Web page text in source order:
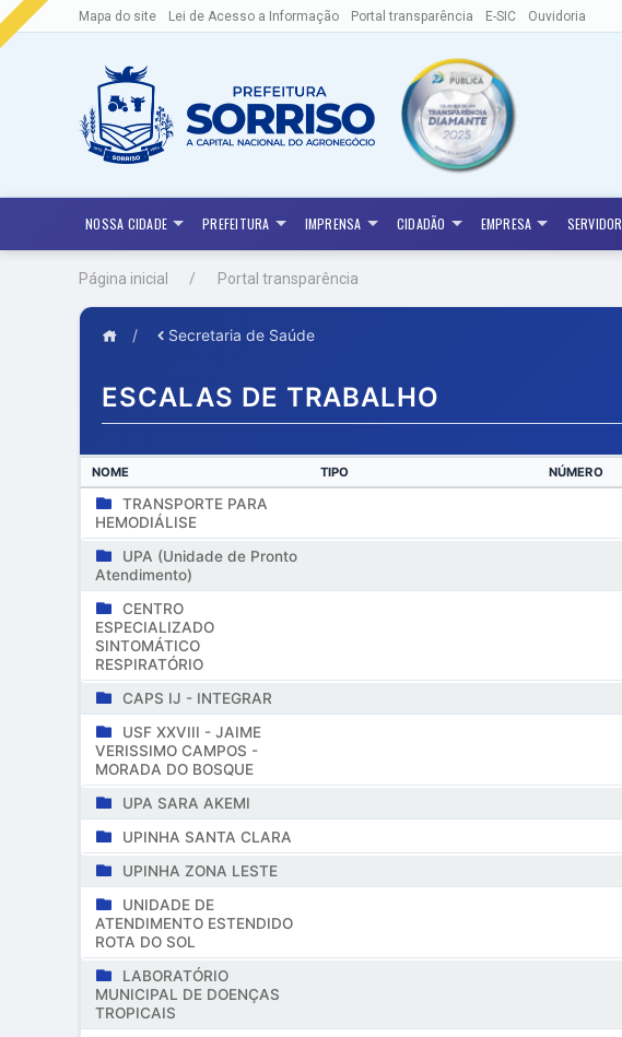
Mapa do site Lei de Acesso a Informação Portal transparência E-SIC Ouvidoria
NOSSA CIDADE PREFEITURA IMPRENSA CIDADÃO EMPRESA SERVIDOR
Página inicial Portal transparência
/ Secretaria de Saúde
ESCALAS DE TRABALHO
NOME TIPO NÚMERO
TRANSPORTE PARA
HEMODIÁLISE
UPA (Unidade de Pronto
Atendimento)
CENTRO
ESPECIALIZADO
SINTOMÁTICO
RESPIRATÓRIO
CAPS IJ - INTEGRAR
USF XXVIII - JAIME
VERISSIMO CAMPOS -
MORADA DO BOSQUE
UPA SARA AKEMI
UPINHA SANTA CLARA
UPINHA ZONA LESTE
UNIDADE DE
ATENDIMENTO ESTENDIDO
ROTA DO SOL
LABORATÓRIO
MUNICIPAL DE DOENÇAS
TROPICAIS